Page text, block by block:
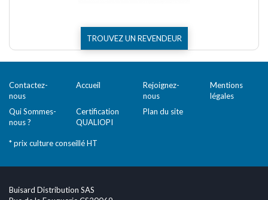
TROUVEZ UN REVENDEUR
Contactez-
nous
Accueil
Rejoignez-
nous
Mentions
légales
Qui Sommes-
nous ?
Certification
QUALIOPI
Plan du site
* prix culture conseillé HT
Buisard Distribution SAS